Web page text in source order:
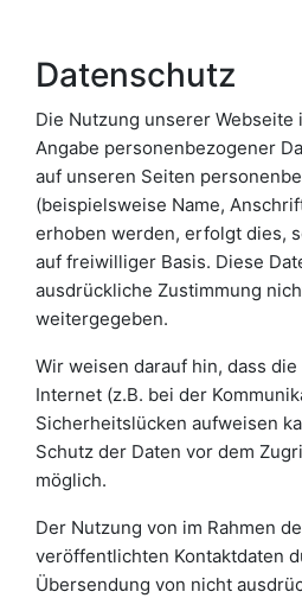
Datenschutz
Die Nutzung unserer Webseite
Angabe personenbezogener
auf unseren Seiten
(beispielsweise Name,
erhoben werden, erfolgt dies,
auf freiwilliger Basis. Diese
ausdrückliche Zustimmung
weitergegeben.
Wir weisen darauf hin, dass
Internet (z.B. bei der
Sicherheitslücken aufweisen
Schutz der Daten vor dem
möglich.
Der Nutzung von im Rahmen
veröffentlichten Kontaktdaten
Übersendung von nicht